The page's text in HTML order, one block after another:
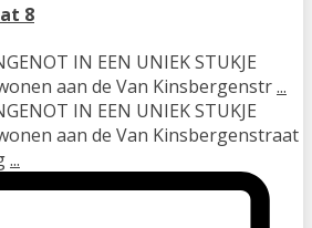
8
IN EEN UNIEK STUKJE
aan de Van Kinsbergenstr...
IN EEN UNIEK STUKJE
aan de Van Kinsbergenstraat
...